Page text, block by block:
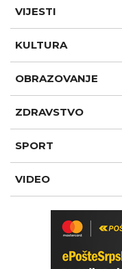
VIJESTI
KULTURA
OBRAZOVANJE
ZDRAVSTVO
SPORT
VIDEO